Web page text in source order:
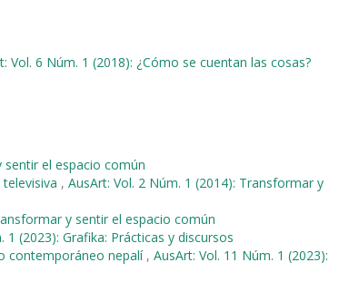
Vol. 6 Núm. 1 (2018): ¿Cómo se cuentan las cosas?
sentir el espacio común
, AusArt: Vol. 2 Núm. 1 (2014): Transformar y
y sentir el espacio común
1 (2023): Grafika: Prácticas y discursos
contemporáneo nepalí , AusArt: Vol. 11 Núm. 1 (2023):